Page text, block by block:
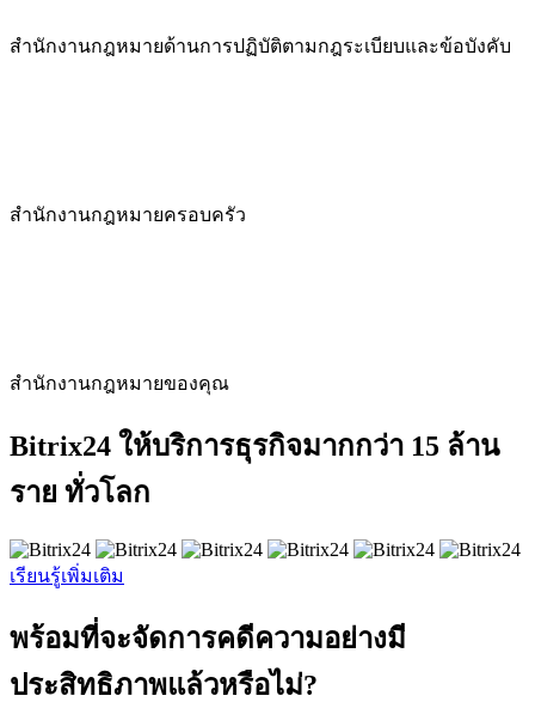
สำนักงานกฎหมายด้านการปฏิบัติตามกฎระเบียบและข้อบังคับ
สำนักงานกฎหมายครอบครัว
สำนักงานกฎหมายของคุณ
Bitrix24 ให้บริการธุรกิจมากกว่า 15 ล้าน
ราย ทั่วโลก
เรียนรู้เพิ่มเติม
พร้อมที่จะจัดการคดีความอย่างมี
ประสิทธิภาพแล้วหรือไม่?